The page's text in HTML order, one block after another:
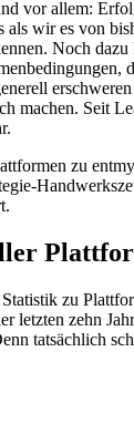
vor allem:
als wir es von
Noch
machen. Seit
zu
zu
letzten zehn
tatsächlich